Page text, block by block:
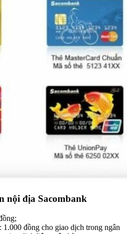
nội địa Sacombank
đồng cho giao dịch trong ngân